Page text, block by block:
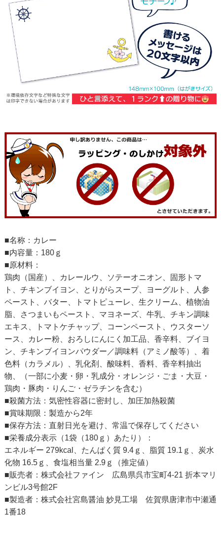
■名称：カレー
■内容量：180ｇ
■原材料：
鶏肉（国産）、カレールウ、ソテーオニオン、固形トマ
ト、チキンブイヨン、とりがらスープ、ヨーグルト、人参
ペースト、バター、トマトピューレ、生クリーム、植物油
脂、さつまいもペースト、マヨネーズ、牛乳、チキン調味
エキス、トマトケチャップ、コーンペースト、ウスターソ
ース、カレー粉、おろしにんにく加工品、香辛料、ブイヨ
ン、チキンブイヨンパウダー／調味料（アミノ酸等）、着
色料（カラメル）、乳化剤、酸味料、香料、香辛料抽出
物、（一部に小麦・卵・乳成分・オレンジ・ごま・大豆・
鶏肉・豚肉・りんご・ゼラチンを含む）
■殺菌方法：気密性容器に密封し、加圧加熱殺菌
■賞味期限：製造から2年
■保存方法：直射日光を避け、常温で保存してください
■栄養成分表示（1袋（180ｇ）あたり）：
エネルギー 279kcal、たんぱく質 9.4ｇ、脂質 19.1ｇ、炭水
化物 16.5ｇ、食塩相当量 2.9ｇ（推定値）
■販売者：株式会社ファイン 広島県呉市宝町4-21 折本マリ
ンビル3号館2F
■製造者：株式会社宮島醤油 妙見工場 佐賀県唐津市中瀬通
1番18